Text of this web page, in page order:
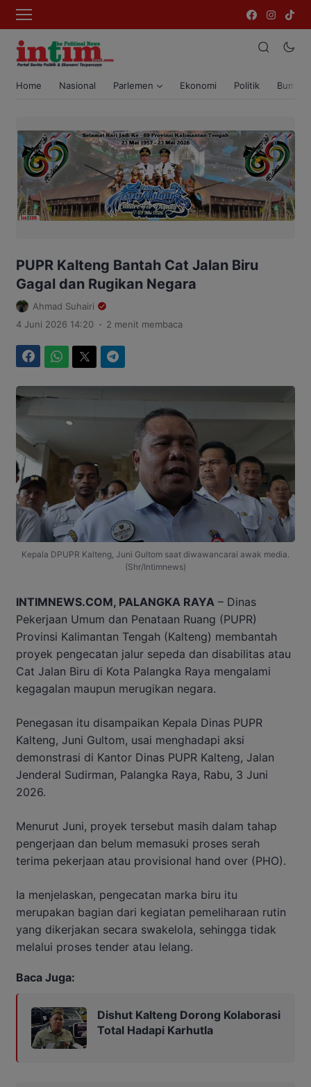
Home Nasional Parlemen Ekonomi Politik Bumi
PUPR Kalteng Bantah Cat Jalan Biru
Gagal dan Rugikan Negara
Ahmad Suhairi
4 Juni 2026 14:20 . 2 menit membaca
Kepala DPUPR Kalteng, Juni Gultom saat diwawancarai awak media.
(Shr/Intimnews)
INTIMNEWS.COM, PALANGKA RAYA – Dinas
Pekerjaan Umum dan Penataan Ruang (PUPR)
Provinsi Kalimantan Tengah (Kalteng) membantah
proyek pengecatan jalur sepeda dan disabilitas atau
Cat Jalan Biru di Kota Palangka Raya mengalami
kegagalan maupun merugikan negara.
Penegasan itu disampaikan Kepala Dinas PUPR
Kalteng, Juni Gultom, usai menghadapi aksi
demonstrasi di Kantor Dinas PUPR Kalteng, Jalan
Jenderal Sudirman, Palangka Raya, Rabu, 3 Juni
2026.
Menurut Juni, proyek tersebut masih dalam tahap
pengerjaan dan belum memasuki proses serah
terima pekerjaan atau provisional hand over (PHO).
Ia menjelaskan, pengecatan marka biru itu
merupakan bagian dari kegiatan pemeliharaan rutin
yang dikerjakan secara swakelola, sehingga tidak
melalui proses tender atau lelang.
Baca Juga:
Dishut Kalteng Dorong Kolaborasi
Total Hadapi Karhutla